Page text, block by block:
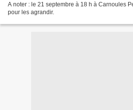
A noter : le 21 septembre à 18 h à Carnoules
pour les agrandir.